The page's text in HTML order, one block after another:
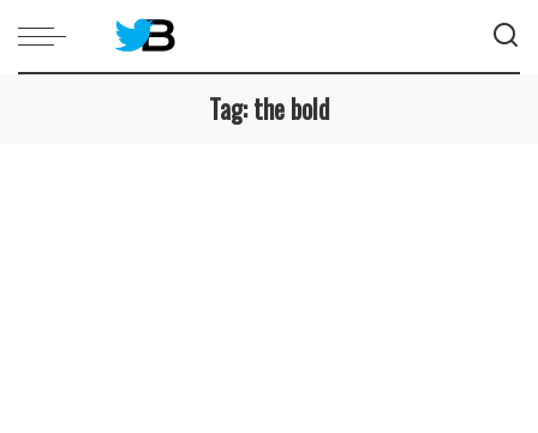
Tag:the bold